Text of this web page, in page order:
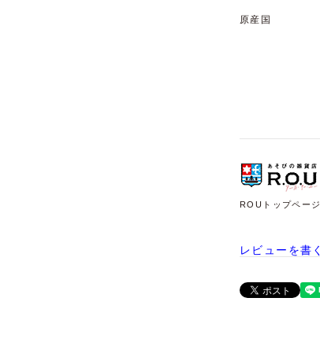
原産国
ROUトップページ
レビューを書く